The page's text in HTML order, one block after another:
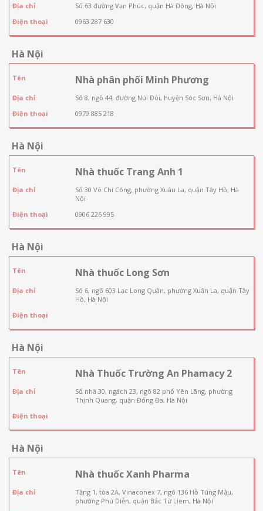
Địa chỉ
Số 63 đường Vạn Phúc, quận Hà Đông, Hà Nội
Điện thoại
0963 287 630
Hà Nội
Tên Nhà phân phối Minh Phương
Địa chỉ
Số 8, ngõ 44, đường Núi Đôi, huyện Sóc Sơn, Hà Nội
Điện thoại
0979 885 218
Hà Nội
Tên Nhà thuốc Trang Anh 1
Địa chỉ
Số 30 Võ Chí Công, phường Xuân La, quận Tây Hồ, Hà
Nội
Điện thoại
0906 226 995
Hà Nội
Tên Nhà thuốc Long Sơn
Địa chỉ
Số 6, ngõ 603 Lạc Long Quân, phường Xuân La, quận Tây
Hồ, Hà Nội
Điện thoại
Hà Nội
Tên Nhà Thuốc Trường An Phamacy 2
Địa chỉ
Số nhà 30, ngách 23, ngõ 82 phố Yên Lãng, phường
Thịnh Quang, quận Đống Đa, Hà Nội
Điện thoại
Hà Nội
Tên Nhà thuốc Xanh Pharma
Địa chỉ
Tầng 1, tòa 2A, Vinaconex 7, ngõ 136 Hồ Tùng Mậu,
phường Phú Diễn, quận Bắc Từ Liêm, Hà Nội